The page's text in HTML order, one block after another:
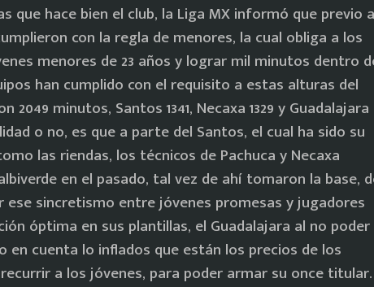
que hace bien el club, la Liga MX informó que previo a
con la regla de menores, la cual obliga a los
menores de 23 años y lograr mil minutos dentro
han cumplido con el requisito a estas alturas del
2049 minutos, Santos 1341, Necaxa 1329 y Guadalajara
o no, es que a parte del Santos, el cual ha sido su
las riendas, los técnicos de Pachuca y Necaxa
en el pasado, tal vez de ahí tomaron la base,
sincretismo entre jóvenes promesas y jugadores
óptima en sus plantillas, el Guadalajara al no poder
cuenta lo inflados que están los precios de los
a los jóvenes, para poder armar su once titular.